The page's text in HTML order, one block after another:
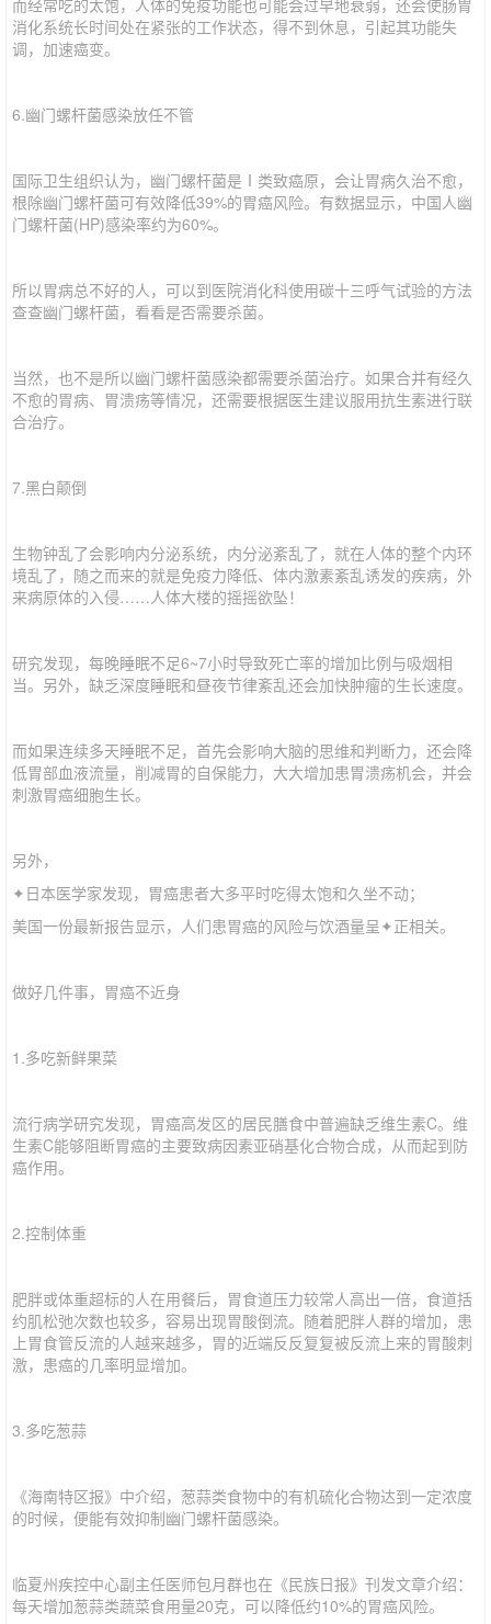
而经常吃的太饱，人体的免疫功能也可能会过早地衰弱，还会使肠胃
消化系统长时间处在紧张的工作状态，得不到休息，引起其功能失
调，加速癌变。
6.幽门螺杆菌感染放任不管
国际卫生组织认为，幽门螺杆菌是Ⅰ类致癌原，会让胃病久治不愈，
根除幽门螺杆菌可有效降低39%的胃癌风险。有数据显示，中国人幽
门螺杆菌(HP)感染率约为60%。
所以胃病总不好的人，可以到医院消化科使用碳十三呼气试验的方法
查查幽门螺杆菌，看看是否需要杀菌。
当然，也不是所以幽门螺杆菌感染都需要杀菌治疗。如果合并有经久
不愈的胃病、胃溃疡等情况，还需要根据医生建议服用抗生素进行联
合治疗。
7.黑白颠倒
生物钟乱了会影响内分泌系统，内分泌紊乱了，就在人体的整个内环
境乱了，随之而来的就是免疫力降低、体内激素紊乱诱发的疾病，外
来病原体的入侵……人体大楼的摇摇欲坠！
研究发现，每晚睡眠不足6~7小时导致死亡率的增加比例与吸烟相
当。另外，缺乏深度睡眠和昼夜节律紊乱还会加快肿瘤的生长速度。
而如果连续多天睡眠不足，首先会影响大脑的思维和判断力，还会降
低胃部血液流量，削减胃的自保能力，大大增加患胃溃疡机会，并会
刺激胃癌细胞生长。
另外，
✦日本医学家发现，胃癌患者大多平时吃得太饱和久坐不动；
美国一份最新报告显示，人们患胃癌的风险与饮酒量呈✦正相关。
做好几件事，胃癌不近身
1.多吃新鲜果菜
流行病学研究发现，胃癌高发区的居民膳食中普遍缺乏维生素C。维
生素C能够阻断胃癌的主要致病因素亚硝基化合物合成，从而起到防
癌作用。
2.控制体重
肥胖或体重超标的人在用餐后，胃食道压力较常人高出一倍，食道括
约肌松弛次数也较多，容易出现胃酸倒流。随着肥胖人群的增加，患
上胃食管反流的人越来越多，胃的近端反反复复被反流上来的胃酸刺
激，患癌的几率明显增加。
3.多吃葱蒜
《海南特区报》中介绍，葱蒜类食物中的有机硫化合物达到一定浓度
的时候，便能有效抑制幽门螺杆菌感染。
临夏州疾控中心副主任医师包月群也在《民族日报》刊发文章介绍：
每天增加葱蒜类蔬菜食用量20克，可以降低约10%的胃癌风险。